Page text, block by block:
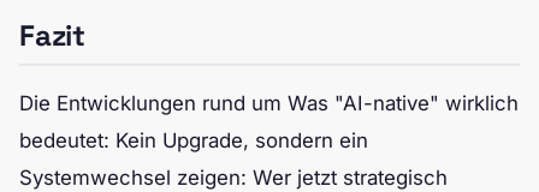
Fazit
Die Entwicklungen rund um Was "AI-native" wirklich
bedeutet: Kein Upgrade, sondern ein
Systemwechsel zeigen: Wer jetzt strategisch